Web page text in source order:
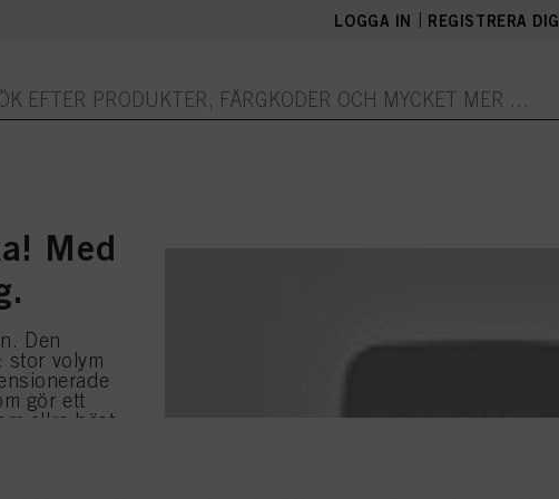
LOGGA IN REGISTRERA DIG
Med
Den
stor volym
gör ett
allra bäst.
looks
och